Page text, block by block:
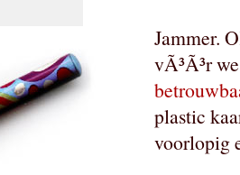
Jammer.
vÃ³Ã³r
plastic
voorlopig